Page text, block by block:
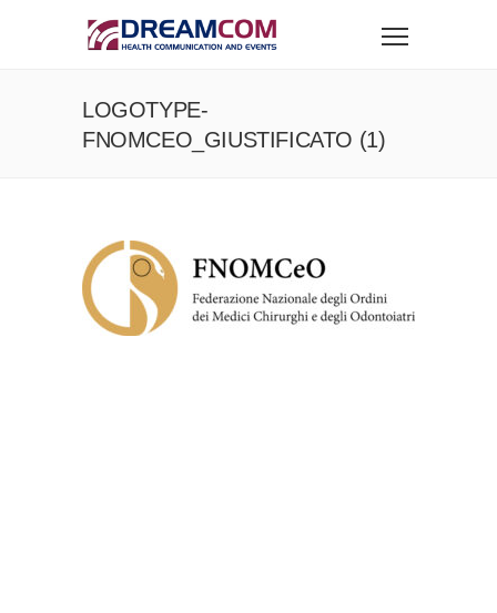
LOGOTYPE-
FNOMCEO_GIUSTIFICATO (1)